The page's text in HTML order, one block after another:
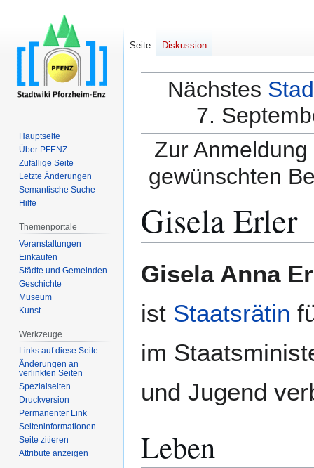
Nächstes
7.
Zur
gewünschten
Gisela Erler
Navigation
Suche
Gisela Anna
ist Staatsrätin
im
und Jugend
Leben
Seite Diskussion
Hauptseite
Über PFENZ
Zufällige Seite
Letzte Änderungen
Semantische Suche
Hilfe
Themenportale
Veranstaltungen
Einkaufen
Städte und Gemeinden
Geschichte
Museum
Kunst
Werkzeuge
Links auf diese Seite
Änderungen an
verlinkten Seiten
Spezialseiten
Druckversion
Permanenter Link
Seiten­­informationen
Seite zitieren
Attribute anzeigen